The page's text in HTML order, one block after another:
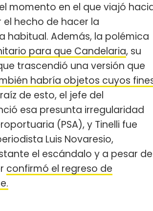
momento en el que viajó
hecho de hacer la
habitual. Además, la polémica
para que Candelaria, su
trascendió una versión que
habría objetos cuyos
de esto, el jefe del
esa presunta irregularidad
(PSA), y Tinelli fue
Luis Novaresio,
el escándalo y a pesar de
confirmó el regreso de